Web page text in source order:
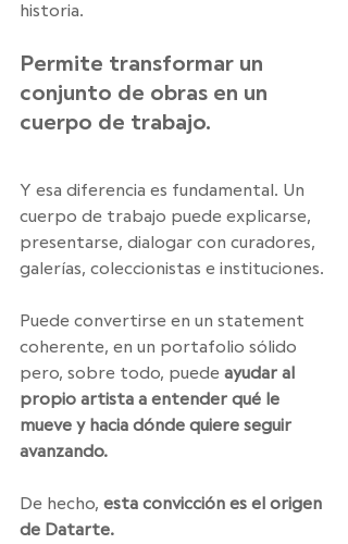
historia.
Permite transformar un
conjunto de obras en un
cuerpo de trabajo.
Y esa diferencia es fundamental. Un
cuerpo de trabajo puede explicarse,
presentarse, dialogar con curadores,
galerías, coleccionistas e instituciones.
Puede convertirse en un statement
coherente, en un portafolio sólido
pero, sobre todo, puede ayudar al
propio artista a entender qué le
mueve y hacia dónde quiere seguir
avanzando.
De hecho, esta convicción es el origen
de Datarte.